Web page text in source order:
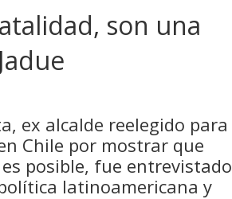
son una
ex alcalde reelegido para
Chile por mostrar que
posible, fue entrevistado
latinoamericana y